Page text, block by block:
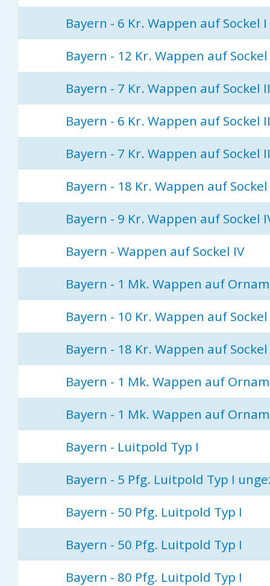
Bayern - 6 Kr. Wappen auf Sockel I
Bayern - 12 Kr. Wappen auf
Bayern - 7 Kr. Wappen auf Sockel
Bayern - 6 Kr. Wappen auf Sockel
Bayern - 7 Kr. Wappen auf Sockel
Bayern - 18 Kr. Wappen auf
Bayern - 9 Kr. Wappen auf Sockel
Bayern - Wappen auf Sockel IV
Bayern - 1 Mk. Wappen auf
Bayern - 10 Kr. Wappen auf
Bayern - 18 Kr. Wappen auf Sockel
Bayern - 1 Mk. Wappen auf
Bayern - 1 Mk. Wappen auf
Bayern - Luitpold Typ I
Bayern - 5 Pfg. Luitpold Typ I
Bayern - 50 Pfg. Luitpold Typ I
Bayern - 50 Pfg. Luitpold Typ I
Bayern - 80 Pfg. Luitpold Typ I